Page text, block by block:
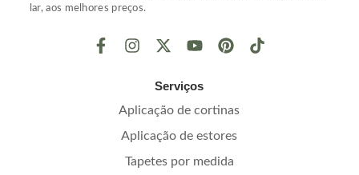
lar, aos melhores preços.
Serviços
Aplicação de cortinas
Aplicação de estores
Tapetes por medida